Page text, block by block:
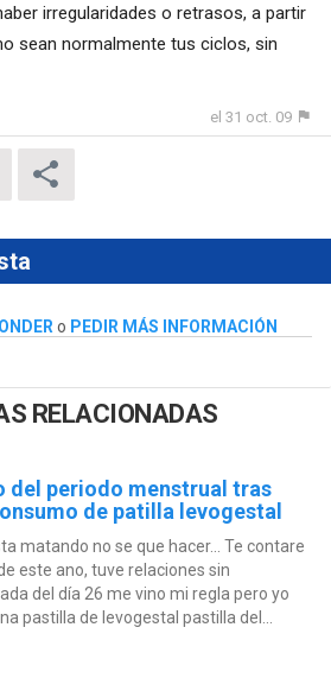
irregularidades o retrasos, a partir
sean normalmente tus ciclos, sin
el 31 oct. 09
o PEDIR MÁS INFORMACIÓN
RELACIONADAS
del periodo menstrual tras
de patilla levogestal
matando no se que hacer... Te contare
este ano, tuve relaciones sin
del día 26 me vino mi regla pero yo
pastilla de levogestal pastilla del...